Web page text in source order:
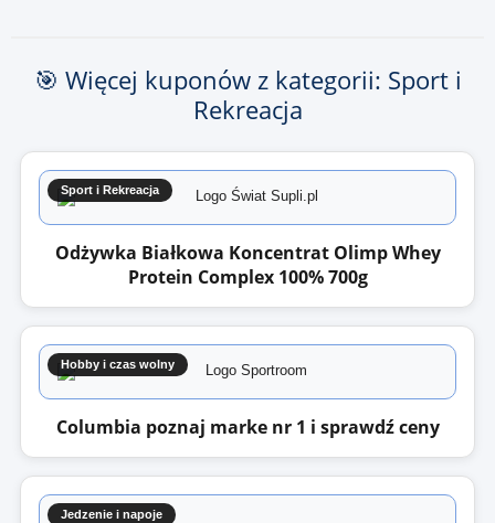
🎯 Więcej kuponów z kategorii: Sport i
Rekreacja
Sport i Rekreacja
Odżywka Białkowa Koncentrat Olimp Whey
Protein Complex 100% 700g
Hobby i czas wolny
Columbia poznaj marke nr 1 i sprawdź ceny
Jedzenie i napoje